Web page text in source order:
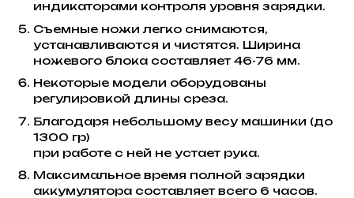
индикаторами контроля уровня зарядки.
Съемные ножи легко снимаются,
устанавливаются и чистятся. Ширина
ножевого блока составляет 46-76 мм.
Некоторые модели оборудованы
регулировкой длины среза.
Благодаря небольшому весу машинки (до
1300 гр)
при работе с ней не устает рука.
Максимальное время полной зарядки
аккумулятора составляет всего 6 часов.